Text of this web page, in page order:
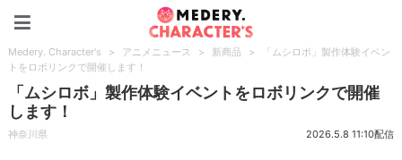
Medery. Character's > アニメニュース > 新商品 >
「ムシロボ」製作体験イベン
トをロボリンクで開催します！
「ムシロボ」製作体験イベントをロボリンクで開催
します！
神奈川県 2026.5.8 11:10配信